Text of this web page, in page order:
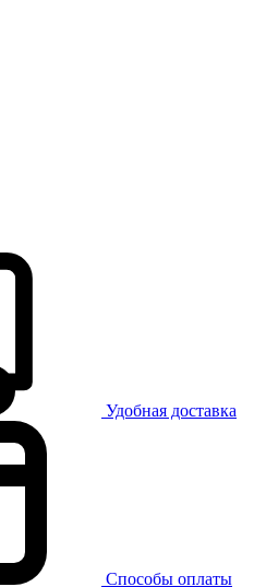
Удобная доставка
Способы оплаты